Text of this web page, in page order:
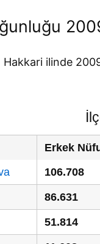
Hakkari ilinde
Erkek
106.708
86.631
51.814